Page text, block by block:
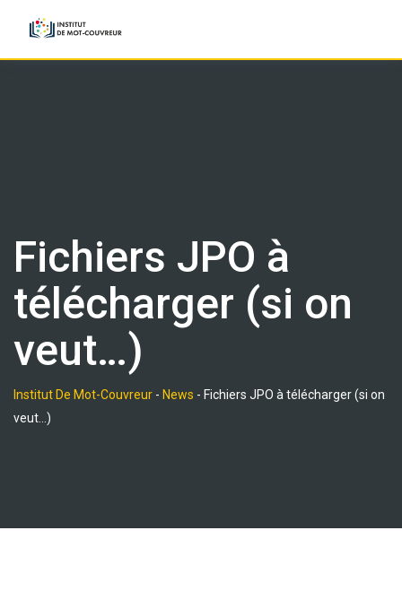
content
Fichiers JPO à
télécharger (si on
veut…)
Institut De Mot-Couvreur - News - Fichiers JPO à télécharger (si on
veut…)